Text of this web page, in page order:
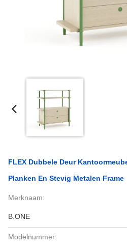
FLEX Dubbele Deur
Planken En Stevig Metalen Frame
Merknaam:
B.ONE
Modelnummer: